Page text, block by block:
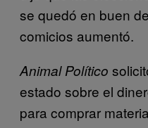
se quedó en buen
comicios aumentó.
Animal Político
estado sobre el
para comprar